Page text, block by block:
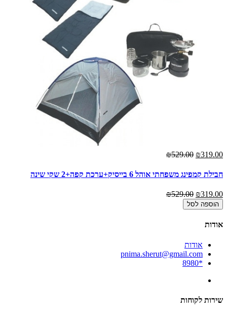
₪319.00
₪529.00
חבילת קמפינג משפחתי אוהל 6 בייסיק+ערכת קפה+2 שקי שינה
₪319.00
₪529.00
הוספה לסל
אודות
אודות
pnima.sherut@gmail.com
*8980
שירות לקוחות